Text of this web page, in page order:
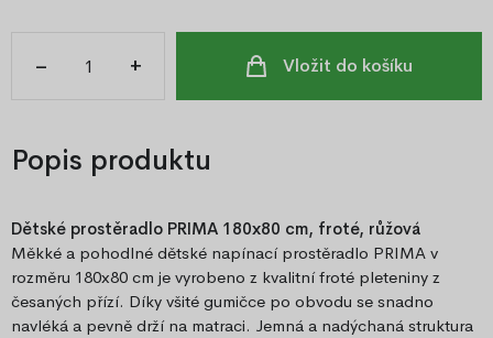
– + Vložit do košíku
Popis produktu
Dětské prostěradlo PRIMA 180x80 cm, froté, růžová
Měkké a pohodlné dětské napínací prostěradlo PRIMA v
rozměru 180x80 cm je vyrobeno z kvalitní froté pleteniny z
česaných přízí. Díky všité gumičce po obvodu se snadno
navléká a pevně drží na matraci. Jemná a nadýchaná struktura